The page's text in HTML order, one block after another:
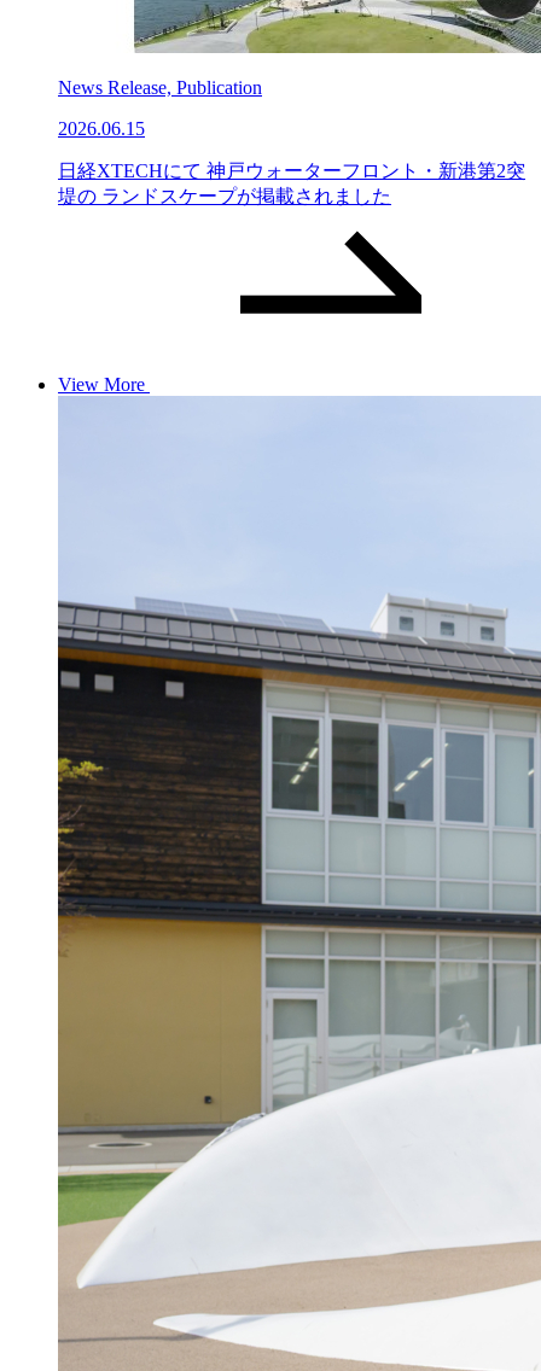
News Release, Publication
2026.06.15
日経XTECHにて 神戸ウォーターフロント・新港第2突
堤の ランドスケープが掲載されました
View More